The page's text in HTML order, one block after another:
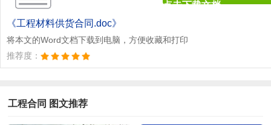
《工程材料供货合同.doc》
将本文的Word文档下载到电脑，方便收藏和打印
推荐度：
点击下载文档
工程合同 图文推荐